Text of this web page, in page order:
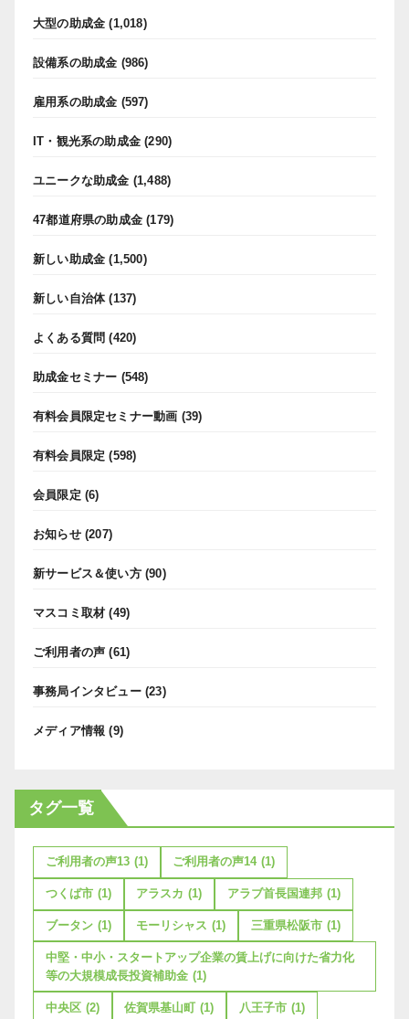
大型の助成金 (1,018)
設備系の助成金 (986)
雇用系の助成金 (597)
IT・観光系の助成金 (290)
ユニークな助成金 (1,488)
47都道府県の助成金 (179)
新しい助成金 (1,500)
新しい自治体(137)
よくある質問 (420)
助成金セミナー (548)
有料会員限定セミナー動画 (39)
有料会員限定 (598)
会員限定 (6)
お知らせ(207)
新サービス＆使い方(90)
マスコミ取材 (49)
ご利用者の声 (61)
事務局インタビュー(23)
メディア情報 (9)
タグ一覧
ご利用者の声13 (1) ご利用者の声14 (1)
つくば市 (1) アラスカ (1) アラブ首長国連邦 (1)
ブータン (1) モーリシャス (1) 三重県松阪市 (1)
中堅・中小・スタートアップ企業の賃上げに向けた省力化
等の大規模成長投資補助金 (1)
中央区 (2) 佐賀県基山町 (1) 八王子市 (1)